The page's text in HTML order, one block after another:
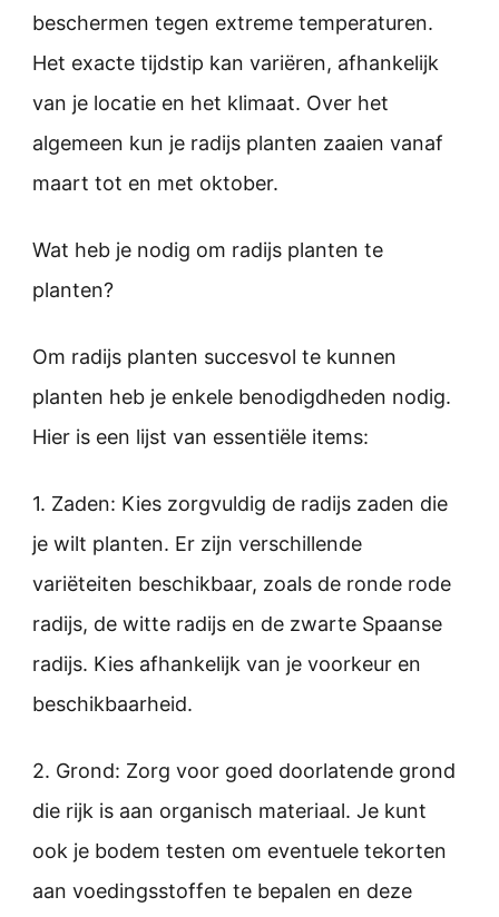
beschermen tegen extreme temperaturen.
Het exacte tijdstip kan variëren, afhankelijk
van je locatie en het klimaat. Over het
algemeen kun je radijs planten zaaien vanaf
maart tot en met oktober.
Wat heb je nodig om radijs planten te
planten?
Om radijs planten succesvol te kunnen
planten heb je enkele benodigdheden nodig.
Hier is een lijst van essentiële items:
1. Zaden: Kies zorgvuldig de radijs zaden die
je wilt planten. Er zijn verschillende
variëteiten beschikbaar, zoals de ronde rode
radijs, de witte radijs en de zwarte Spaanse
radijs. Kies afhankelijk van je voorkeur en
beschikbaarheid.
2. Grond: Zorg voor goed doorlatende grond
die rijk is aan organisch materiaal. Je kunt
ook je bodem testen om eventuele tekorten
aan voedingsstoffen te bepalen en deze